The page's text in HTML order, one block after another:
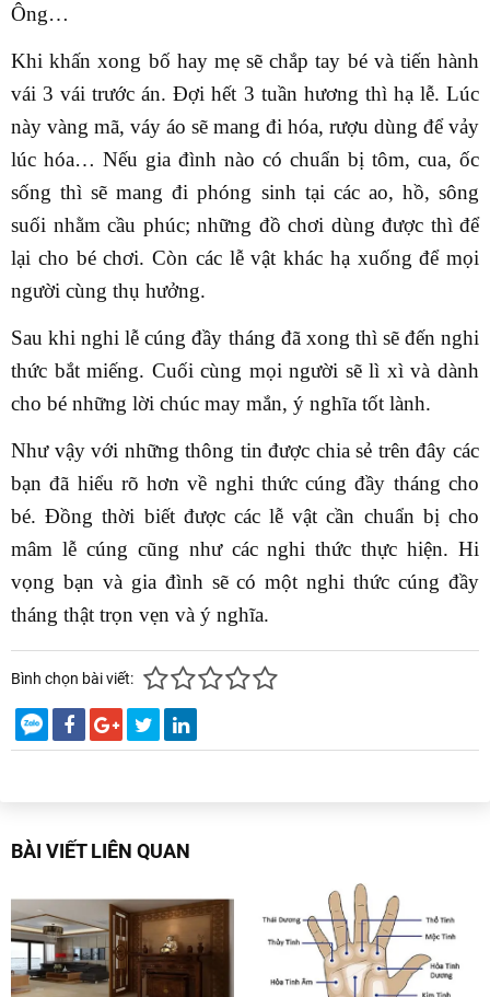
Ông…
Khi khấn xong bố hay mẹ sẽ chắp tay bé và tiến hành
vái 3 vái trước án. Đợi hết 3 tuần hương thì hạ lễ. Lúc
này vàng mã, váy áo sẽ mang đi hóa, rượu dùng để vảy
lúc hóa… Nếu gia đình nào có chuẩn bị tôm, cua, ốc
sống thì sẽ mang đi phóng sinh tại các ao, hồ, sông
suối nhằm cầu phúc; những đồ chơi dùng được thì để
lại cho bé chơi. Còn các lễ vật khác hạ xuống để mọi
người cùng thụ hưởng.
Sau khi nghi lễ cúng đầy tháng đã xong thì sẽ đến nghi
thức bắt miếng. Cuối cùng mọi người sẽ lì xì và dành
cho bé những lời chúc may mắn, ý nghĩa tốt lành.
Như vậy với những thông tin được chia sẻ trên đây các
bạn đã hiểu rõ hơn về nghi thức cúng đầy tháng cho
bé. Đồng thời biết được các lễ vật cần chuẩn bị cho
mâm lễ cúng cũng như các nghi thức thực hiện. Hi
vọng bạn và gia đình sẽ có một nghi thức cúng đầy
tháng thật trọn vẹn và ý nghĩa.
Bình chọn bài viết:
BÀI VIẾT LIÊN QUAN